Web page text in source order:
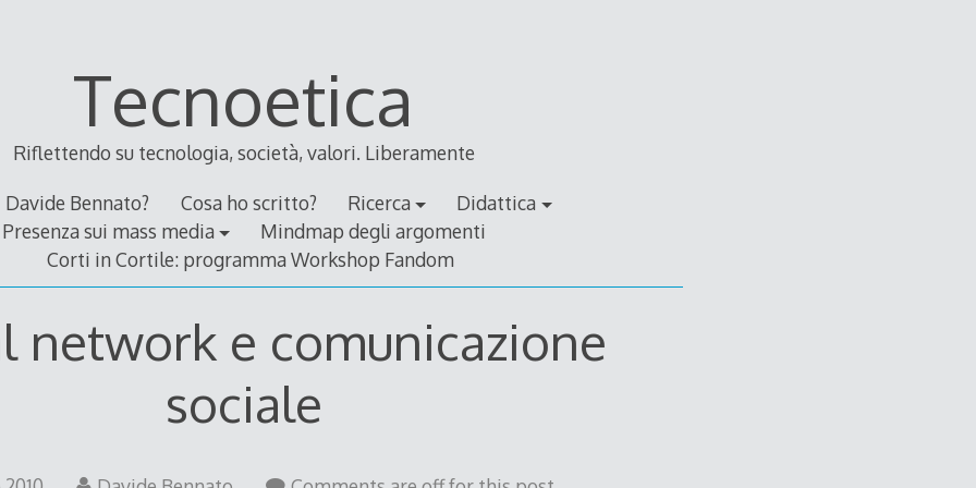
Tecnoetica
Riflettendo su tecnologia, società, valori. Liberamente
Davide Bennato? Cosa ho scritto? Ricerca
Didattica
Presenza sui mass media
Mindmap degli argomenti
Corti in Cortile: programma Workshop Fandom
network e comunicazione
sociale